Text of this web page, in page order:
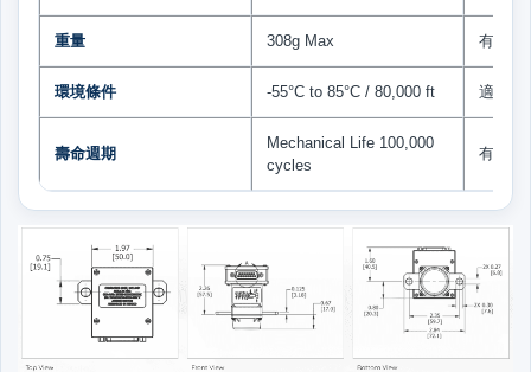
重量 308g Max 有利於
環境條件 -55°C to 85°C / 80,000 ft 適合低
壽命週期
Mechanical Life 100,000
cycles
有助於